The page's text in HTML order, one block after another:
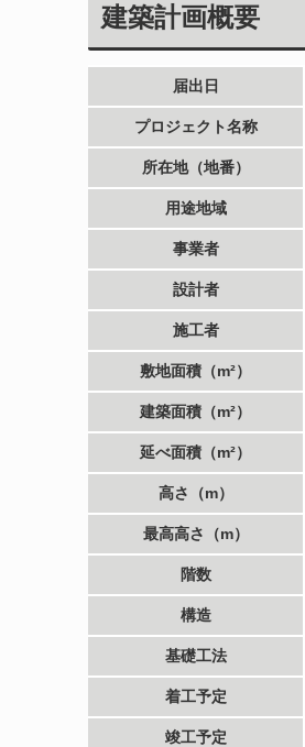
建築計画概要
届出日
プロジェクト名称
所在地（地番）
用途地域
事業者
設計者
施工者
敷地面積（m²）
建築面積（m²）
延べ面積（m²）
高さ（m）
最高高さ（m）
階数
構造
基礎工法
着工予定
竣工予定